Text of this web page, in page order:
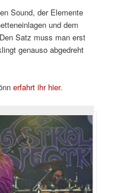
Sound, der Elemente
und dem
Satz muss man erst
genauso abgedreht
erfahrt ihr hier.